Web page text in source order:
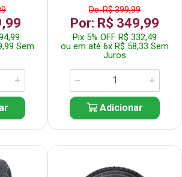
Sem
De: R$ 399,99
Por: R$ 349,99
Pix 5% OFF R$ 332,49
ou em até 6x R$ 58,33 Sem
Juros
Adicionar